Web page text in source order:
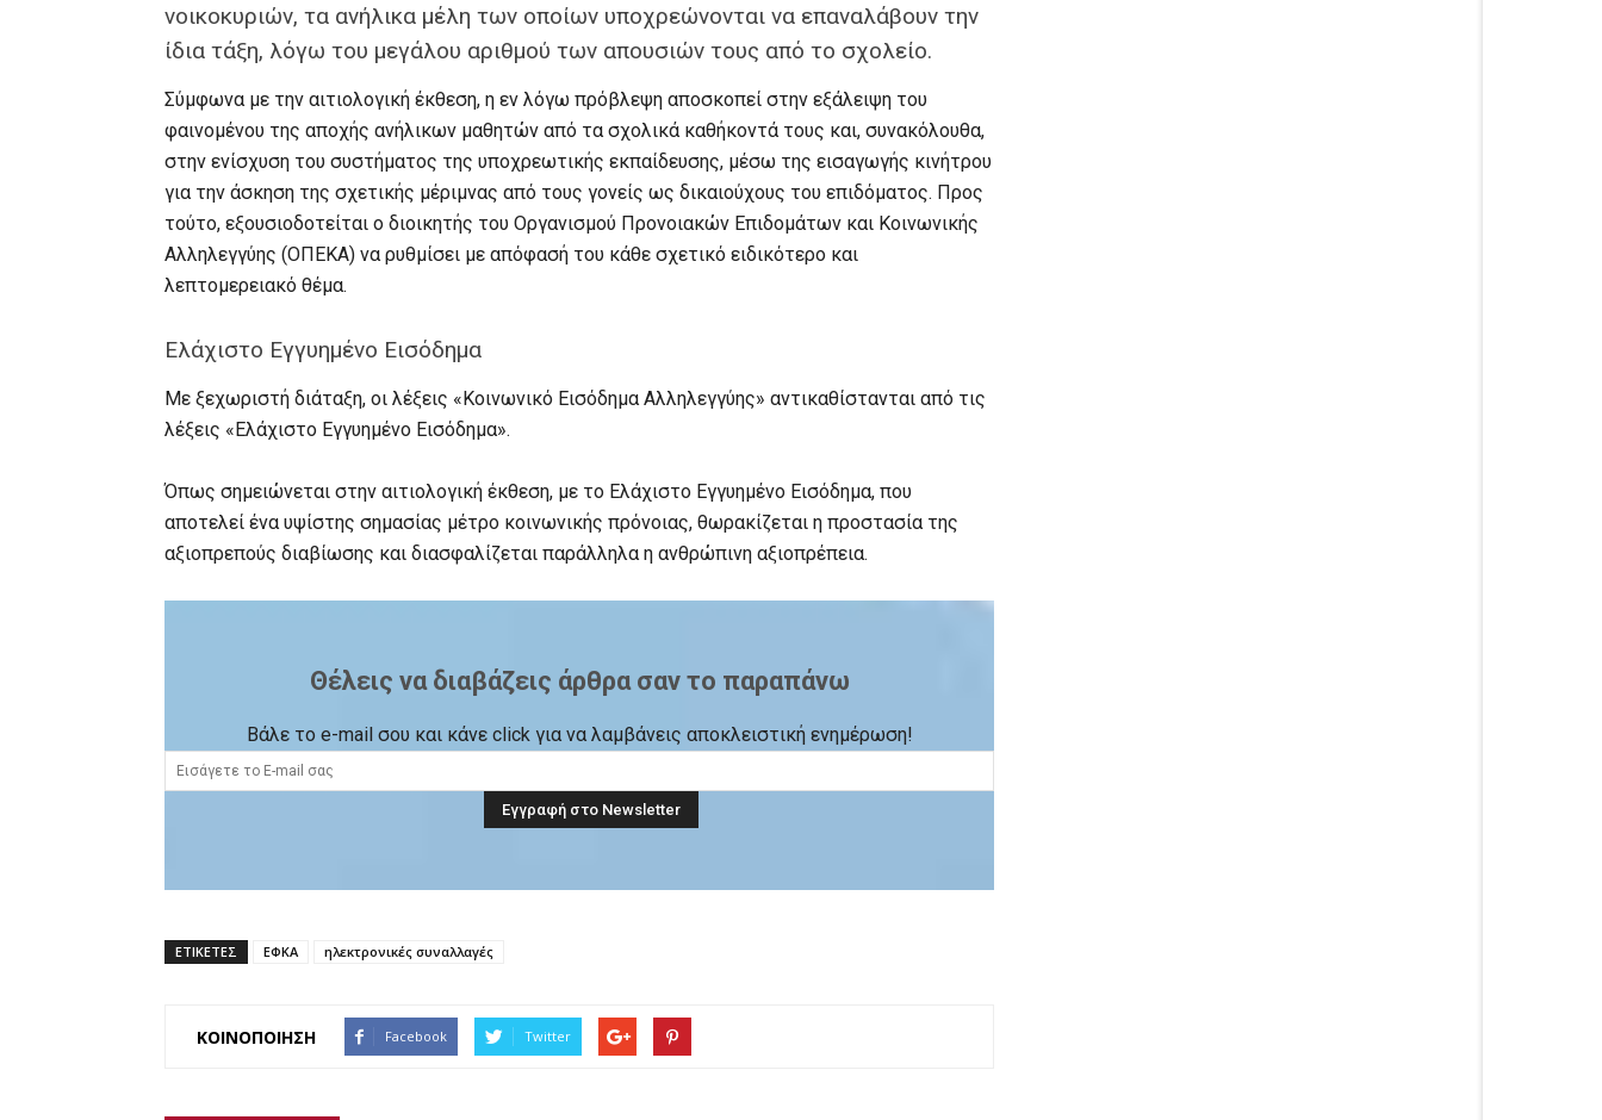
νοικοκυριών, τα ανήλικα μέλη των οποίων υποχρεώνονται να επαναλάβουν την
ίδια τάξη, λόγω του μεγάλου αριθμού των απουσιών τους από το σχολείο.
Σύμφωνα με την αιτιολογική έκθεση, η εν λόγω πρόβλεψη αποσκοπεί στην εξάλειψη του
φαινομένου της αποχής ανήλικων μαθητών από τα σχολικά καθήκοντά τους και, συνακόλουθα,
στην ενίσχυση του συστήματος της υποχρεωτικής εκπαίδευσης, μέσω της εισαγωγής κινήτρου
για την άσκηση της σχετικής μέριμνας από τους γονείς ως δικαιούχους του επιδόματος. Προς
τούτο, εξουσιοδοτείται ο διοικητής του Οργανισμού Προνοιακών Επιδομάτων και Κοινωνικής
Αλληλεγγύης (ΟΠΕΚΑ) να ρυθμίσει με απόφασή του κάθε σχετικό ειδικότερο και
λεπτομερειακό θέμα.
Ελάχιστο Εγγυημένο Εισόδημα
Με ξεχωριστή διάταξη, οι λέξεις «Κοινωνικό Εισόδημα Αλληλεγγύης» αντικαθίστανται από τις
λέξεις «Ελάχιστο Εγγυημένο Εισόδημα».
Όπως σημειώνεται στην αιτιολογική έκθεση, με το Ελάχιστο Εγγυημένο Εισόδημα, που
αποτελεί ένα υψίστης σημασίας μέτρο κοινωνικής πρόνοιας, θωρακίζεται η προστασία της
αξιοπρεπούς διαβίωσης και διασφαλίζεται παράλληλα η ανθρώπινη αξιοπρέπεια.
Θέλεις να διαβάζεις άρθρα σαν το παραπάνω
Βάλε το e-mail σου και κάνε click για να λαμβάνεις αποκλειστική ενημέρωση!
ΕΤΙΚΕΤΕΣ ΕΦΚΑ ηλεκτρονικές συναλλαγές
ΚΟΙΝΟΠΟΙΗΣΗ Facebook Twitter